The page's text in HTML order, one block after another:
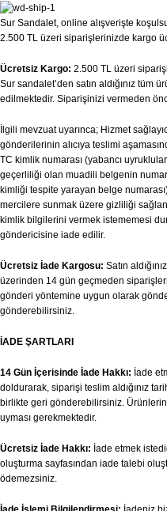
Sur Sandalet, online alışverişte
2.500 TL üzeri siparişlerinizde kargo
Ücretsiz Kargo: 2.500 TL üzeri
Sur sandalet’den satın aldığınız
edilmektedir. Siparişinizi vermeden
İlgili mevzuat uyarınca; Hizmet
gönderilerinin alıcıya teslimi
TC kimlik numarası (yabancı
geçerliliği olan muadili belgenin
kimliği tespite yarayan belge
mercilere sunmak üzere gizliliği
kimlik bilgilerini vermek istememesi
göndericisine iade edilir.
Ücretsiz İade Kargosu: Satın
üzerinden 14 gün geçmeden
gönderi yöntemine uygun olarak
gönderebilirsiniz.
İADE ŞARTLARI
14 Gün İçerisinde İade Hakkı: İade
doldurarak, siparişi teslim aldığınız
birlikte geri gönderebilirsiniz.
uyması gerekmektedir.
Ücretsiz İade Hakkı: İade etmek
oluşturma sayfasından iade talebi
ödemezsiniz.